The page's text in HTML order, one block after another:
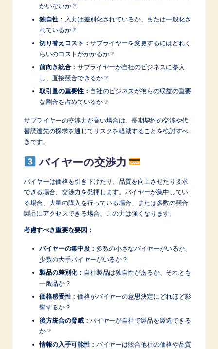
かいないか？
独自性： 入力は差別化されているか、または一般化さ
れているか？
切り替えコスト： サプライヤーを変更するにはどれく
らいのコストがかかるか？
前向き統合： サプライヤーが自社のビジネスに参入
し、直接競合できるか？
取引量の重要性： 自社のビジネスが彼らの収益の重要
な割合を占めているか？
サプライヤーの交渉力が高い場合は、長期契約の交渉や代
替調達先の探求を通じてリスクを軽減することを検討すべ
きです。
バイヤーの交渉力
バイヤーは価格を引き下げたり、品質を向上させたり要求
できる場合、交渉力を発揮します。バイヤーが集中してい
る場合、大量の購入を行っている場合、または多数の競合
製品にアクセスできる場合、この力は強くなります。
考慮すべき重要な要因：
バイヤーの集中度： 多数の小さなバイヤーがいるか、
少数の大手バイヤーがいるか？
製品の差別化： 自社製品は独自性があるか、それとも
一般品か？
価格感受性： 価格がバイヤーの意思決定にどれほど影
響するか？
後方統合の脅威： バイヤーが自社で製品を製造できる
か？
情報の入手可能性： バイヤーは競合他社の価格や品質